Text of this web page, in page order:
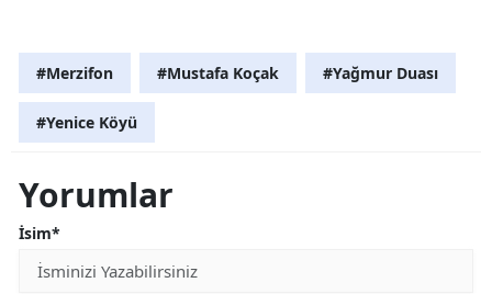
#Merzifon #Mustafa Koçak #Yağmur Duası
#Yenice Köyü
Yorumlar
İsim*